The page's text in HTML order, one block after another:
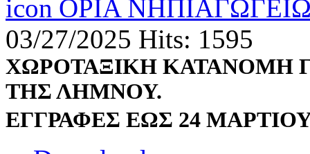
ΟΡΙΑ
03/27/2025 Hits: 1595
ΧΩΡΟΤΑΞΙΚΗ ΚΑΤΑΝΟΜΗ
ΤΗΣ ΛΗΜΝΟΥ.
ΕΓΓΡΑΦΕΣ ΕΩΣ 24 ΜΑΡΤΙΟΥ